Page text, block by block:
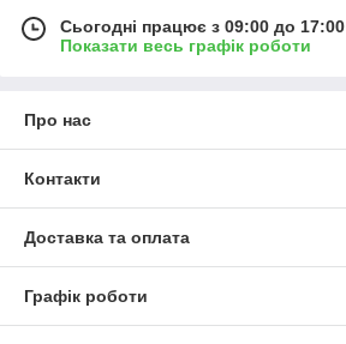
Сьогодні працює з 09:00 до 17:00
Показати весь графік роботи
Про нас
Контакти
Доставка та оплата
Графік роботи